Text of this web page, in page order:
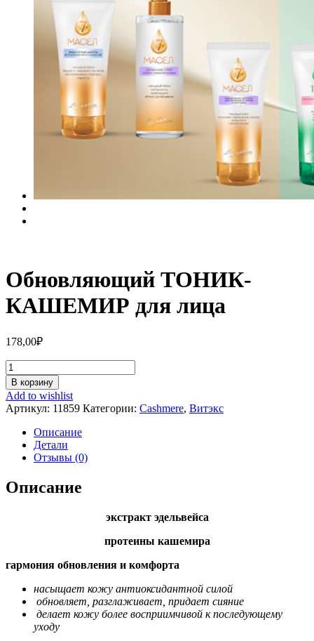
Обновляющий ТОНИК-
КАШЕМИР для лица
178,00₽
Количество
Обновляющий
ТОНИК-
КАШЕМИР
для
лица
В корзину
Add to wishlist
Артикул: 11859 Категории: Cashmere, Витэкс
Описание
Детали
Отзывы (0)
Описание
экстракт эдельвейса
протеины кашемира
гармония обновления и комфорта
насыщает кожу антиоксидантной силой
обновляет, разглаживает, придает сияние
делает кожу более восприимчивой к последующему
уходу